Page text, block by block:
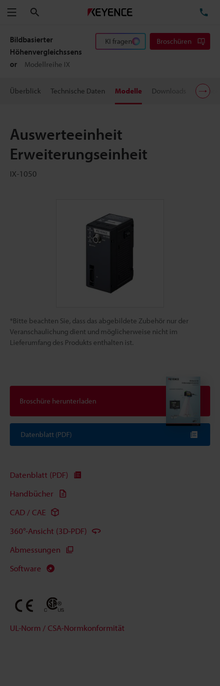
Menü
Bildbasierter
Höhenvergleichssens
or
Modellreihe IX
KI fragen Broschüren
Überblick Technische Daten Modelle Downloads
Auswerteeinheit
Erweiterungseinheit
IX-1050
*Bitte beachten Sie, dass das abgebildete Zubehör nur der
Veranschaulichung dient und möglicherweise nicht im
Lieferumfang des Produkts enthalten ist.
Broschüre herunterladen
Datenblatt (PDF)
Datenblatt (PDF)
Handbücher
CAD / CAE
360°-Ansicht (3D-PDF)
Abmessungen
Software
UL-Norm / CSA-Normkonformität